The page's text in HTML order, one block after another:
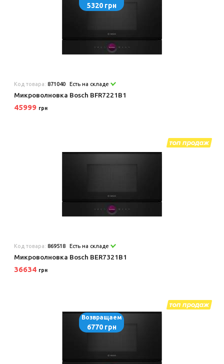
5320 грн
Код товара:871040 Есть на складе
Микроволновка Bosch BFR7221B1
45999 грн
Код товара:869518 Есть на складе
Микроволновка Bosch BER7321B1
36634 грн
Возвращаем
6770 грн